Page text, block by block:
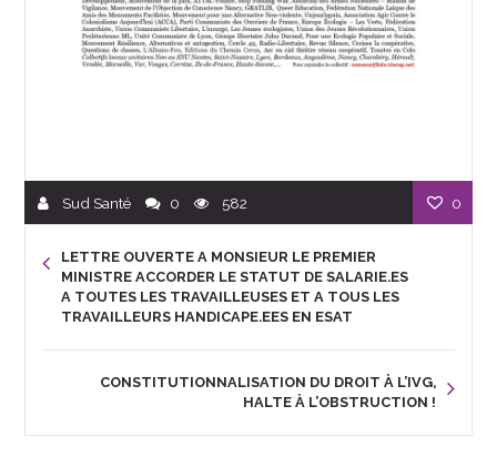
Sud Santé 0 582 0
LETTRE OUVERTE A MONSIEUR LE PREMIER
MINISTRE ACCORDER LE STATUT DE SALARIE.ES
A TOUTES LES TRAVAILLEUSES ET A TOUS LES
TRAVAILLEURS HANDICAPE.EES EN ESAT
CONSTITUTIONNALISATION DU DROIT À L’IVG,
HALTE À L’OBSTRUCTION !